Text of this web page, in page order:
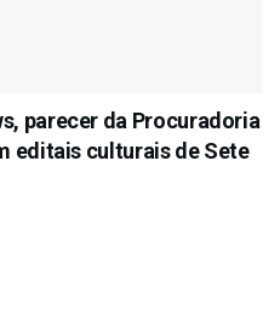
parecer da Procuradoria
editais culturais de Sete